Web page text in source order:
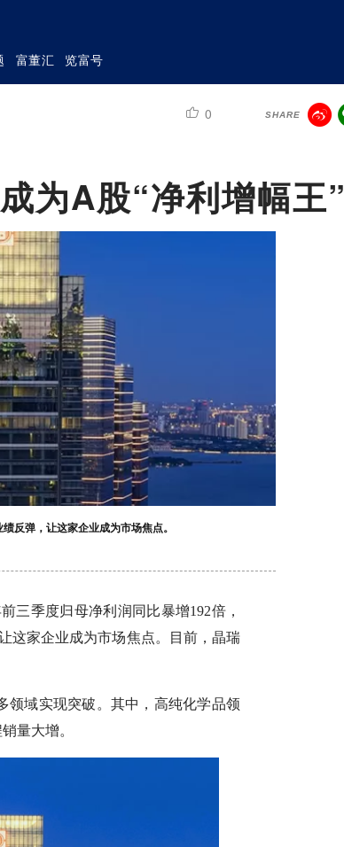
富董汇 览富号
0 SHARE
为A股“净利增幅王”
反弹，让这家企业成为市场焦点。
三季度归母净利润同比暴增192倍，
这家企业成为市场焦点。目前，晶瑞
领域实现突破。其中，高纯化学品领
量大增。